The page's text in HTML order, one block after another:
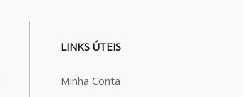
LINKS ÚTEIS
Minha Conta